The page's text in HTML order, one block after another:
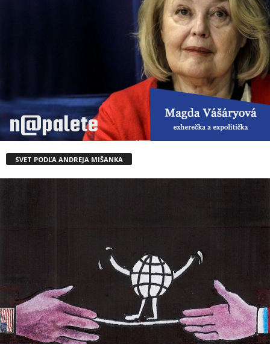
SVET PODĽA ANDREJA MIŠANKA